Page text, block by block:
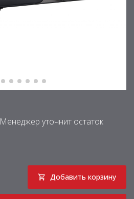
Менеджер уточнит остаток
Добавить корзину